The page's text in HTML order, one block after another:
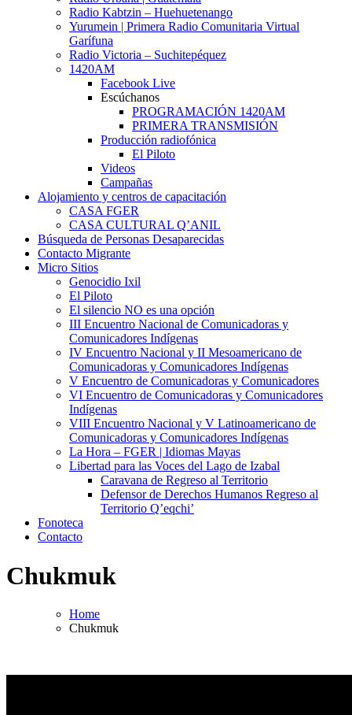
Radio Kabtzin – Huehuetenango
Yurumein | Primera Radio Comunitaria Virtual
Garífuna
Radio Victoria – Suchitepéquez
1420AM
Facebook Live
Escúchanos
PROGRAMACIÓN 1420AM
PRIMERA TRANSMISIÓN
Producción radiofónica
El Piloto
Videos
Campañas
Alojamiento y centros de capacitación
CASA FGER
CASA CULTURAL Q’ANIL
Búsqueda de Personas Desaparecidas
Contacto Migrante
Micro Sitios
Genocidio Ixil
El Piloto
El silencio NO es una opción
III Encuentro Nacional de Comunicadoras y
Comunicadores Indígenas
IV Encuentro Nacional y II Mesoamericano de
Comunicadoras y Comunicadores Indígenas
V Encuentro de Comunicadoras y Comunicadores
VI Encuentro de Comunicadoras y Comunicadores
Indígenas
VIII Encuentro Nacional y V Latinoamericano de
Comunicadoras y Comunicadores Indígenas
La Hora – FGER | Idiomas Mayas
Libertad para las Voces del Lago de Izabal
Caravana de Regreso al Territorio
Defensor de Derechos Humanos Regreso al
Territorio Q’eqchi’
Fonoteca
Contacto
Chukmuk
Home
Chukmuk